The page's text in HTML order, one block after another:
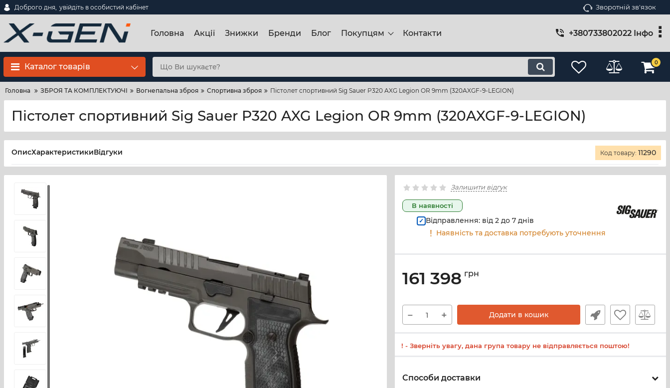
Доброго дня, увійдіть в особистий кабінет Зворотній зв'язок
Головна Акції Знижки Бренди Блог Покупцям Контакти +380733802022 Інфо
Каталог товарів 0
Головна ЗБРОЯ ТА КОМПЛЕКТУЮЧІ Вогнепальна зброя Спортивна зброя Пістолет спортивний Sig Sauer P320 AXG Legion OR 9mm (320AXGF-9-LEGION)
Пістолет спортивний Sig Sauer P320 AXG Legion OR 9mm (320AXGF-9-LEGION)
ОписХарактеристикиВідгуки Код товару: 11290
Залишити відгук
В наявності
Відправлення: від 2 до 7 днів
Наявність та доставка потребують уточнення
161 398 грн
− + Додати в кошик
! - Зверніть увагу, дана група товару не відправляється поштою!
Способи доставки